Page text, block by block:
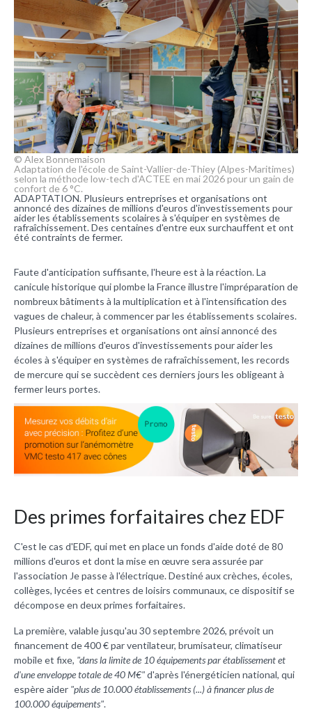
© Alex Bonnemaison
Adaptation de l'école de Saint-Vallier-de-Thiey (Alpes-Maritimes)
selon la méthode low-tech d'ACTEE en mai 2026 pour un gain de
confort de 6 °C.
ADAPTATION. Plusieurs entreprises et organisations ont
annoncé des dizaines de millions d'euros d'investissements pour
aider les établissements scolaires à s'équiper en systèmes de
rafraîchissement. Des centaines d'entre eux surchauffent et ont
été contraints de fermer.
Faute d'anticipation suffisante, l'heure est à la réaction. La
canicule historique qui plombe la France illustre l'impréparation de
nombreux bâtiments à la multiplication et à l'intensification des
vagues de chaleur, à commencer par les établissements scolaires.
Plusieurs entreprises et organisations ont ainsi annoncé des
dizaines de millions d'euros d'investissements pour aider les
écoles à s'équiper en systèmes de rafraîchissement, les records
de mercure qui se succèdent ces derniers jours les obligeant à
fermer leurs portes.
Des primes forfaitaires chez EDF
C'est le cas d'EDF, qui met en place un fonds d'aide doté de 80
millions d'euros et dont la mise en œuvre sera assurée par
l'association Je passe à l'électrique. Destiné aux crèches, écoles,
collèges, lycées et centres de loisirs communaux, ce dispositif se
décompose en deux primes forfaitaires.
La première, valable jusqu'au 30 septembre 2026, prévoit un
financement de 400 € par ventilateur, brumisateur, climatiseur
mobile et fixe, "dans la limite de 10 équipements par établissement et
d'une enveloppe totale de 40 M€"d'après l'énergéticien national, qui
espère aider "plus de 10.000 établissements (...) à financer plus de
100.000 équipements".